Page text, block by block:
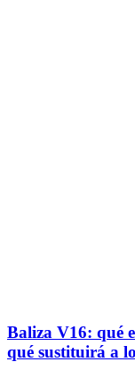
Baliza V16: qué
qué sustituirá a